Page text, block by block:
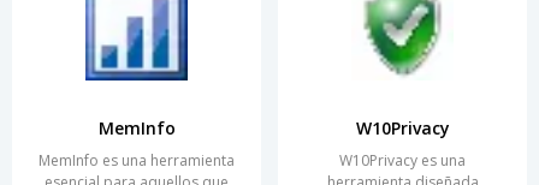
MemInfo
MemInfo es una herramienta
W10Privacy
W10Privacy es una